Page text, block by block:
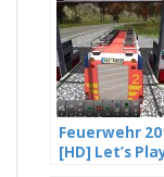
Feuerwehr
[HD] Let’s